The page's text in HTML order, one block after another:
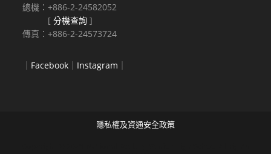
總機：+886-2-24582052
[分機查詢 ]
傳真：+886-2-24573724
｜ Facebook ｜ Instagram ｜
隱私權及資通安全政策